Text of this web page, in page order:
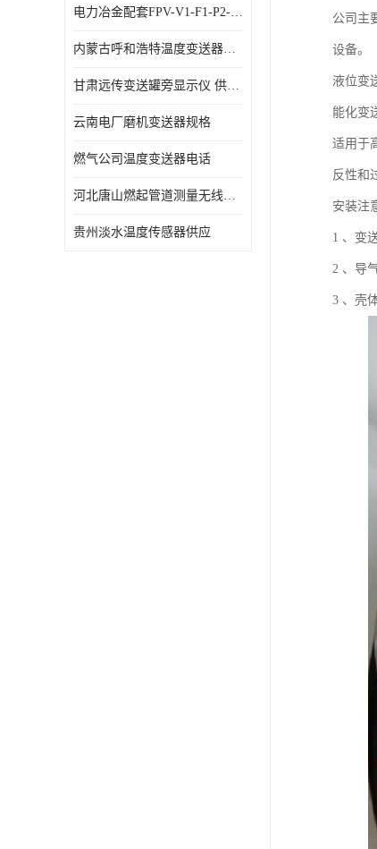
电力冶金配套FPV-V1-F1-P2-03电压变送器
内蒙古呼和浩特温度变送器配套罐旁显示仪供应 性能稳定
甘肃远传变送罐旁显示仪 供应及时
云南电厂磨机变送器规格
燃气公司温度变送器电话
河北唐山燃起管道测量无线压力变送器型号 性能稳定
贵州淡水温度传感器供应
公司主
设备。
液位变
能化变
适用于
反性和
安装注
1 、变
2 、导
3 、壳